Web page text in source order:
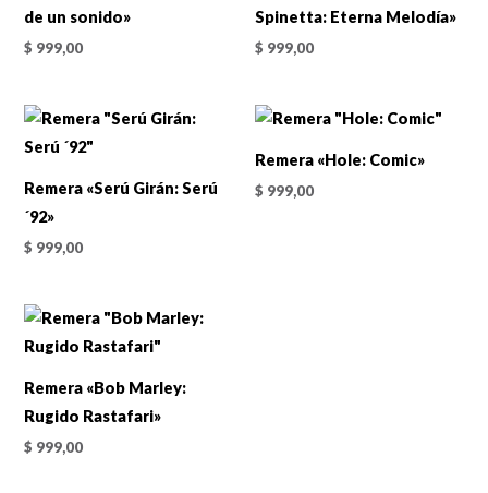
de un sonido»
$ 999,00
Spinetta: Eterna Melodía»
$ 999,00
Remera «Serú Girán: Serú
´92»
$ 999,00
Remera «Hole: Comic»
$ 999,00
Remera «Bob Marley:
Rugido Rastafari»
$ 999,00